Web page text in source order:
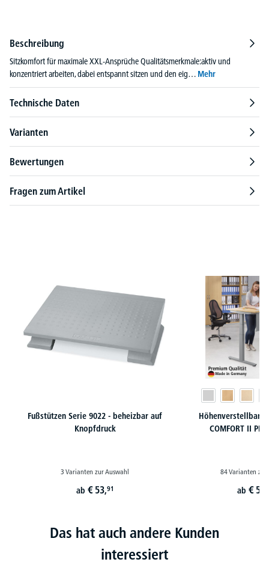
Beschreibung
Sitzkomfort für maximale XXL-Ansprüche Qualitätsmerkmale:aktiv und
konzentriert arbeiten, dabei entspannt sitzen und den eig… Mehr
Technische Daten
Varianten
Bewertungen
Fragen zum Artikel
Fußstützen Serie 9022 - beheizbar auf
Knopfdruck
3 Varianten zur Auswahl
ab € 53,91
Höhenverstellbare
COMFORT II
84 Varianten zur
ab€
Das hat auch andere Kunden
interessiert